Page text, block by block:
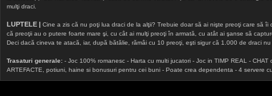
mulţi draci.
LUPTELE | Cine a zis că nu poţi lua draci de la alţii? Trebuie doar să ai nişte preoţi care să
că preoţii au o putere foarte mare şi, cu cât ai mulţi preoţi în armată, cu atât ai şanse să
Deci dacă cineva te atacă, iar, după bătălie, rămâi cu 10 preoţi, eşti sigur că 1.000 de draci
Trasaturi generale: - Joc 100% romanesc - Harta cu multi jucatori - Joc in TIMP REAL -
ARTEFACTE, potiuni, haine si bonusuri pentru cei buni - Poate crea dependenta - 4 servere